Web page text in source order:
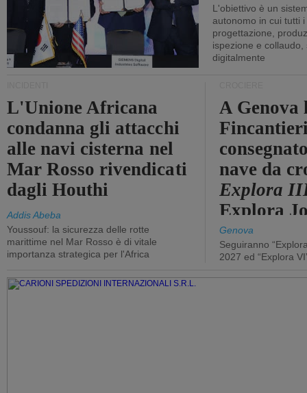
L'obiettivo è un
autonomo in cui tutti
progettazione,
ispezione e collaudo,
digitalmente
L'Unione Africana
condanna gli attacchi
alle navi cisterna nel
Mar Rosso rivendicati
dagli Houthi
Addis Abeba
Youssouf: la sicurezza delle rotte
marittime nel Mar Rosso è di vitale
importanza strategica per l'Africa
A Genova
nave da
Explora
Explora
Genova
Seguiranno
2027 ed “Explora